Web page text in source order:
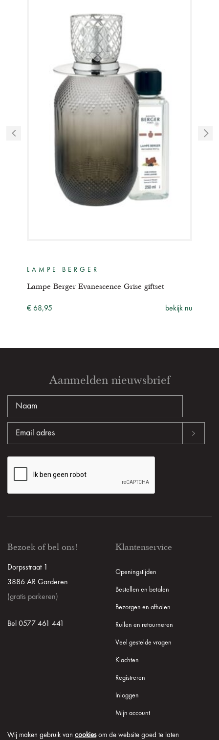
Wij maken gebruik van cookiesom de website goed te laten
LAMPE BERGER
Lampe Berger Evanescence Grise giftset
€ 68,95 bekijk nu
Aanmelden nieuwsbrief
Bezoek of bel ons!
Dorpsstraat 1
3886 AR Garderen
(gratis parkeren)
Bel 0577 461 441
Klantenservice
Openingstijden
Bestellen en betalen
Bezorgen en afhalen
Ruilen en retourneren
Veel gestelde vragen
Klachten
Registreren
Inloggen
Mijn account